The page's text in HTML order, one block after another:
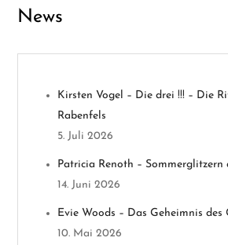
s
n
a
News
Kirsten Vogel – Die drei !!! – Die
Rabenfels
5. Juli 2026
Patricia Renoth – Sommerglitzern
14. Juni 2026
Evie Woods – Das Geheimnis des
10. Mai 2026